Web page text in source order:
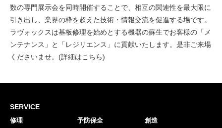
数の専門展示会を同時開催することで、相互の関連性を最大限に
引き出し、業界の枠を超えた技術・情報交流を促進する場です。
ラヴォックスは基板修理を始めとする機器の蘇生でお客様の「メ
ンテナンス」と「レジリエンス」に貢献いたします。是非ご来場
くださいませ。(詳細はこちら)
SERVICE
修理 予防保全 創造